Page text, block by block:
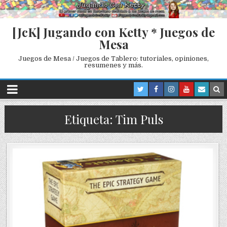
[JcK] Jugando con Ketty * Juegos de
Mesa
Juegos de Mesa / Juegos de Tablero: tutoriales, opiniones,
resumenes y más.
Etiqueta: Tim Puls